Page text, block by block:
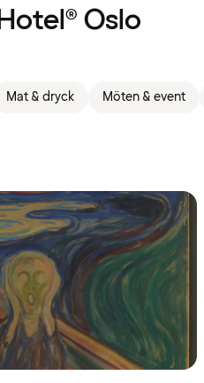
Oslo
Mat & dryck Möten & event